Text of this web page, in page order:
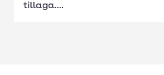
tillaga....